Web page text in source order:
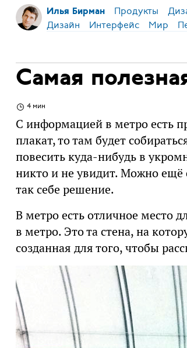
Илья Бирман Продукты
Дизайн Интерфейс Мир
Самая
4 мин
С информацией в метро есть
плакат, то там будет
повесить куда-нибудь в
никто и не увидит. Можно ещё
так себе решение.
В метро есть отличное место
в метро. Это та стена, на
созданная для того, чтобы